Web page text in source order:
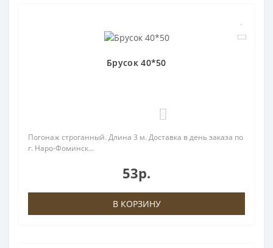
Брусок 40*50
Погонаж строганный. Длина 3 м. Доставка в день заказа по
г. Наро-Фоминск...
53р.
В КОРЗИНУ